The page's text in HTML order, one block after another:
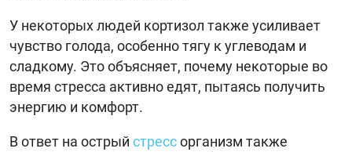
У некоторых людей кортизол также усиливает
чувство голода, особенно тягу к углеводам и
сладкому. Это объясняет, почему некоторые во
время стресса активно едят, пытаясь получить
энергию и комфорт.
В ответ на острый стрессорганизм также